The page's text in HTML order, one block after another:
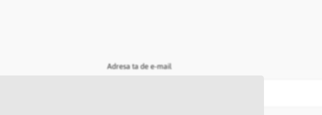
Adresa ta de e-mail